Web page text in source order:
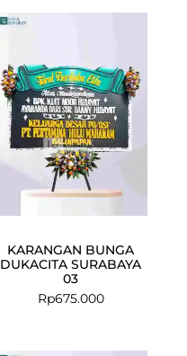
KARANGAN BUNGA
DUKACITA SURABAYA
03
Rp675.000